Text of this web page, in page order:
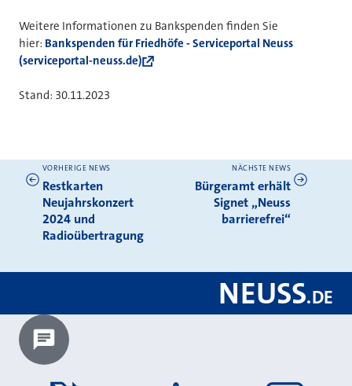
Weitere Informationen zu Bankspenden finden Sie
hier: Bankspenden für Friedhöfe - Serviceportal Neuss
(serviceportal-neuss.de)
Stand: 30.11.2023
Weitere News
VORHERIGE NEWS
Restkarten
Neujahrskonzert
2024 und
Radioübertragung
NÄCHSTE NEWS
Bürgeramt erhält
Signet „Neuss
barrierefrei“
NEUSS.DE
Chatbot laden?